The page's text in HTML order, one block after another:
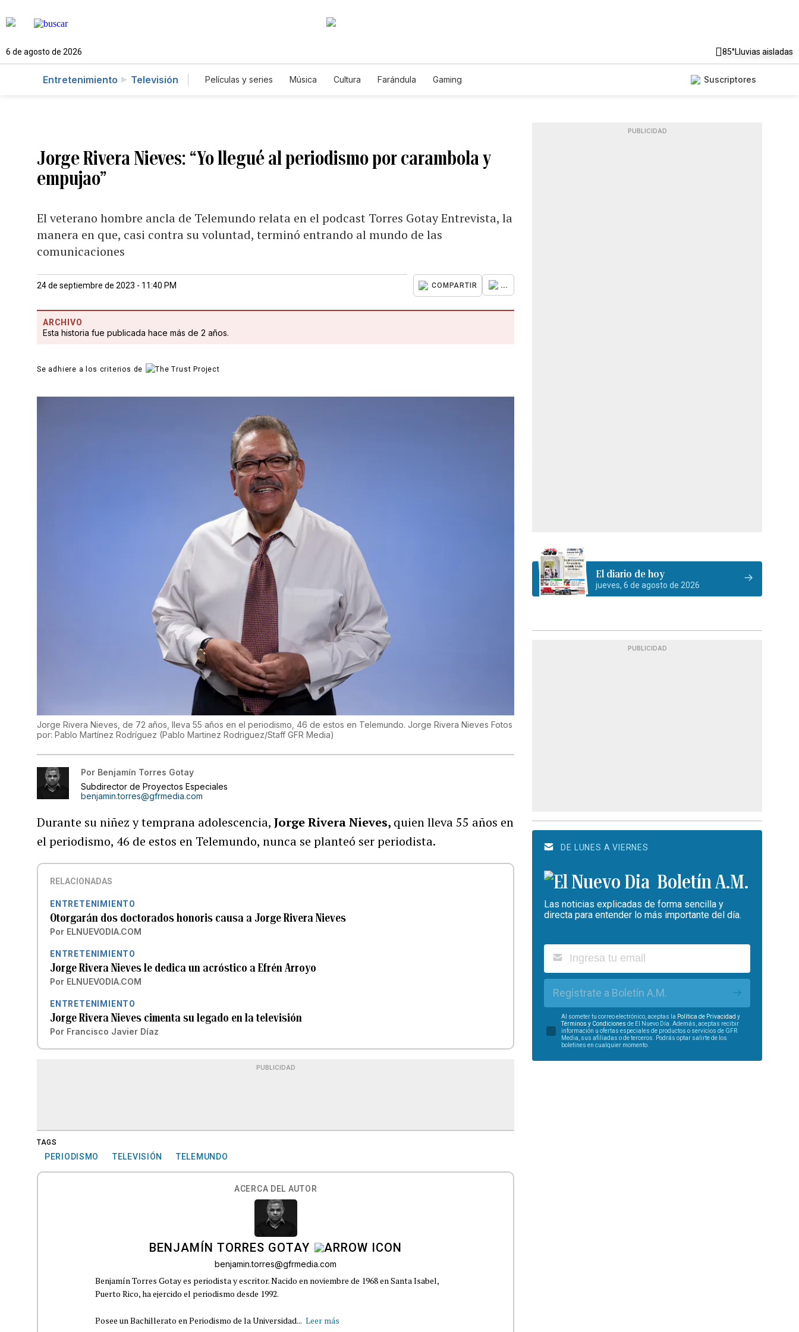
6 de agosto de 2026 85°Lluvias aisladas
Entretenimiento Televisión Películas y series Música Cultura Farándula Gaming Suscriptores
Jorge Rivera Nieves: “Yo llegué al periodismo por carambola y
empujao”
El veterano hombre ancla de Telemundo relata en el podcast Torres Gotay Entrevista, la
manera en que, casi contra su voluntad, terminó entrando al mundo de las
comunicaciones
24 de septiembre de 2023 - 11:40 PM COMPARTIR ...
ARCHIVO
Esta historia fue publicada hace más de 2 años.
Se adhiere a los criterios de
Jorge Rivera Nieves, de 72 años, lleva 55 años en el periodismo, 46 de estos en Telemundo. Jorge Rivera Nieves Fotos
por: Pablo Martínez Rodríguez (Pablo Martinez Rodriguez/Staff GFR Media)
Por Benjamín Torres Gotay
Subdirector de Proyectos Especiales
benjamin.torres@gfrmedia.com
Durante su niñez y temprana adolescencia,Jorge Rivera Nieves, quien lleva 55 años en
el periodismo, 46 de estos en Telemundo, nunca se planteó ser periodista.
RELACIONADAS
ENTRETENIMIENTO
Otorgarán dos doctorados honoris causa a Jorge Rivera Nieves
Por ELNUEVODIA.COM
ENTRETENIMIENTO
Jorge Rivera Nieves le dedica un acróstico a Efrén Arroyo
Por ELNUEVODIA.COM
ENTRETENIMIENTO
Jorge Rivera Nieves cimenta su legado en la televisión
Por Francisco Javier Díaz
PUBLICIDAD
TAGS
PERIODISMO TELEVISIÓN TELEMUNDO
ACERCA DEL AUTOR
BENJAMÍN TORRES GOTAY
benjamin.torres@gfrmedia.com
Benjamín Torres Gotay es periodista y escritor. Nacido en noviembre de 1968 en Santa Isabel,
Puerto Rico, ha ejercido el periodismo desde 1992.
Posee un Bachillerato en Periodismo de la Universidad... Leer más
PUBLICIDAD
El diario de hoy
jueves, 6 de agosto de 2026
PUBLICIDAD
DE LUNES A VIERNES
Boletín A.M.
Las noticias explicadas de forma sencilla y
directa para entender lo más importante del día.
Regístrate a Boletín A.M.
Al someter tu correo electrónico, aceptas la Política de Privacidad y
Términos y Condiciones de El Nuevo Día. Además, aceptas recibir
información u ofertas especiales de productos o servicios de GFR
Media, sus afiliadas o de terceros. Podrás optar salirte de los
boletines en cualquier momento.